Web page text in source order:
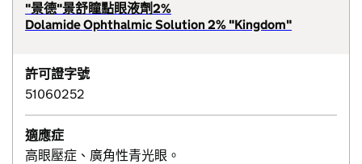
"景德"景舒瞳點眼液劑2%
Dolamide Ophthalmic Solution 2% "Kingdom"
許可證字號
51060252
適應症
高眼壓症、廣角性青光眼。